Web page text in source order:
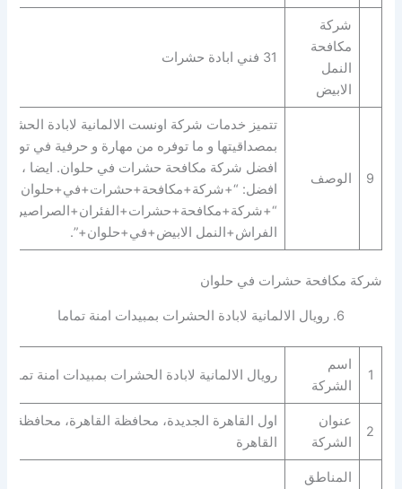
شركة
مكافحة
النمل
الابيض
31 فني ابادة حشرات
9 الوصف
تتميز خدمات شركة اونست الالمانية لابادة
بمصداقيتها و ما توفره من مهارة و حرفية في توفير
افضل شركة مكافحة حشرات في حلوان. ايضا ،
افضل: “+شركة+مكافحة+حشرات+في+حلوان+”
الفراش+النمل الابيض+في+حلوان+”.
شركة مكافحة حشرات في حلوان
6. رويال الالمانية لابادة الحشرات بمبيدات امنة تماما
1
اسم
الشركة
رويال الالمانية لابادة الحشرات بمبيدات امنة تماما
2
عنوان
الشركة
اول القاهرة الجديدة، محافظة القاهرة‬، محافظة
القاهرة‬
المناطق